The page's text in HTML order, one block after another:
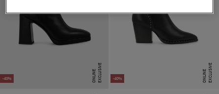
-40% E
X
C
L
U
SI
V
E
O
N
LI
N
E -40% E
X
C
L
U
SI
V
E
O
N
LI
N
E